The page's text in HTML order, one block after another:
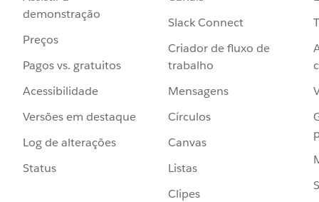
demonstração
Preços
Pagos vs. gratuitos
Acessibilidade
Versões em destaque
Log de alterações
Status
Slack Connect
Criador de fluxo de
trabalho
Mensagens
Círculos
Canvas
Listas
Clipes